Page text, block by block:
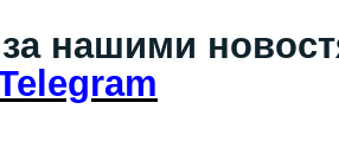
нашими